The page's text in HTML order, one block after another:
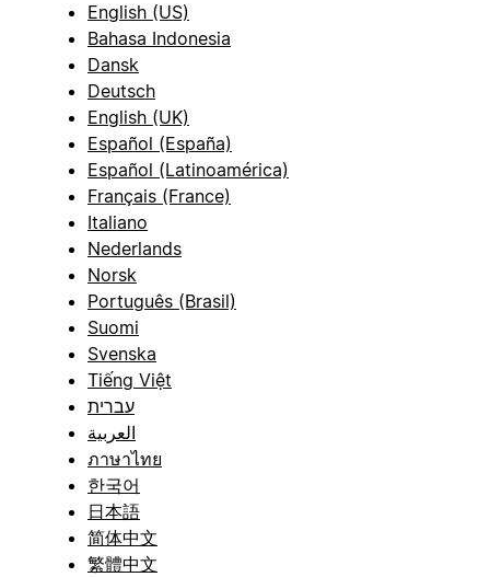
English (US)
Bahasa Indonesia
Dansk
Deutsch
English (UK)
Español (España)
Español (Latinoamérica)
Français (France)
Italiano
Nederlands
Norsk
Português (Brasil)
Suomi
Svenska
Tiếng Việt
עברית
العربية
ภาษาไทย
한국어
日本語
简体中文
繁體中文